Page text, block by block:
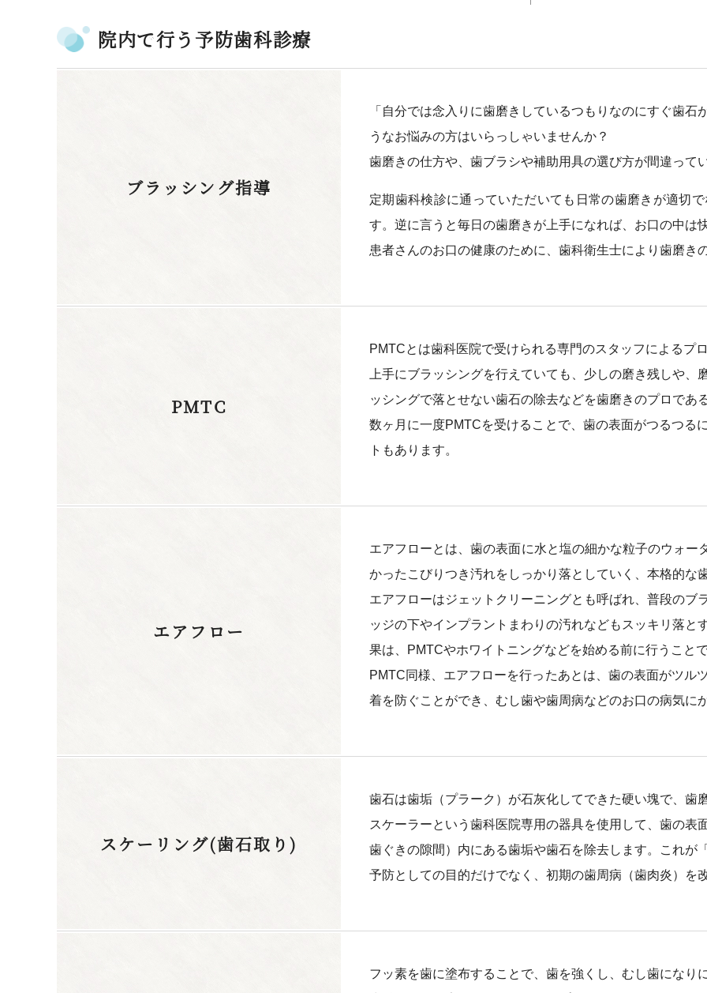
院内で行う予防歯科診療
ブラッシング指導
「自分では念入りに歯磨きしているつもりなのにすぐ歯
うなお悩みの方はいらっしゃいませんか？
歯磨きの仕方や、歯ブラシや補助用具の選び方が間違って
定期歯科検診に通っていただいても日常の歯磨きが適切
す。逆に言うと毎日の歯磨きが上手になれば、お口の中は
患者さんのお口の健康のために、歯科衛生士により歯磨き
PMTC
PMTCとは歯科医院で受けられる専門のスタッフによるプ
上手にブラッシングを行えていても、少しの磨き残しや
ッシングで落とせない歯石の除去などを歯磨きのプロであ
数ヶ月に一度PMTCを受けることで、歯の表面がつるつる
トもあります。
エアフロー
エアフローとは、歯の表面に水と塩の細かな粒子のウォ
かったこびりつき汚れをしっかり落としていく、本格的な
エアフローはジェットクリーニングとも呼ばれ、普段のブ
ッジの下やインプラントまわりの汚れなどもスッキリ落
果は、PMTCやホワイトニングなどを始める前に行うこと
PMTC同様、エアフローを行ったあとは、歯の表面がツル
着を防ぐことができ、むし歯や歯周病などのお口の病気に
スケーリング(歯石取り)
歯石は歯垢（プラーク）が石灰化してできた硬い塊で、歯
スケーラーという歯科医院専用の器具を使用して、歯の
歯ぐきの隙間）内にある歯垢や歯石を除去します。これが
予防としての目的だけでなく、初期の歯周病（歯肉炎）を
フッ素を歯に塗布することで、歯を強くし、むし歯になり